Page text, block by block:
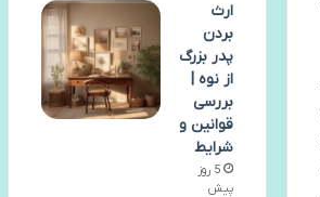
ارث
بردن
پدر بزرگ
از نوه |
بررسی
قوانین و
شرایط
5 روز
پیش